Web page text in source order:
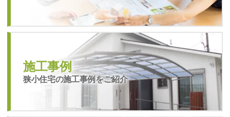
施工事例
狭小住宅の施工事例をご紹介